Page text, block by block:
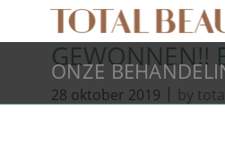
ONZE
GEWONNEN!!
28 oktober 2019 | by